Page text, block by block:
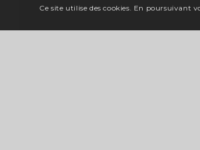
Ce site utilise des cookies. En poursuivant